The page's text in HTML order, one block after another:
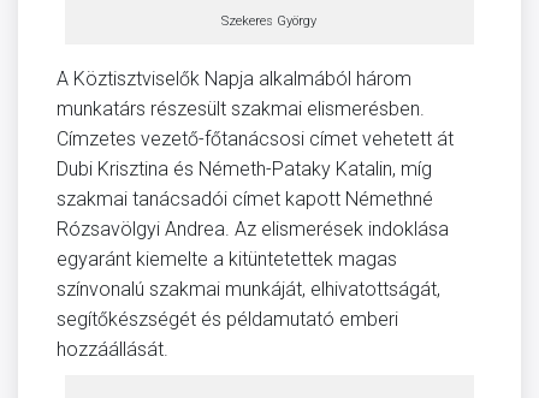
Szekeres György
A Köztisztviselők Napja alkalmából három
munkatárs részesült szakmai elismerésben.
Címzetes vezető-főtanácsosi címet vehetett át
Dubi Krisztina és Németh-Pataky Katalin, míg
szakmai tanácsadói címet kapott Némethné
Rózsavölgyi Andrea. Az elismerések indoklása
egyaránt kiemelte a kitüntetettek magas
színvonalú szakmai munkáját, elhivatottságát,
segítőkészségét és példamutató emberi
hozzáállását.